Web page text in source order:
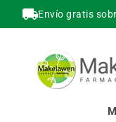
Envío gratis